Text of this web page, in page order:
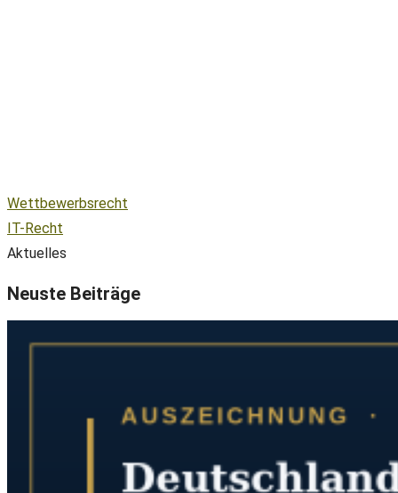
Wettbewerbsrecht
IT-Recht
Aktuelles
Neuste Beiträge